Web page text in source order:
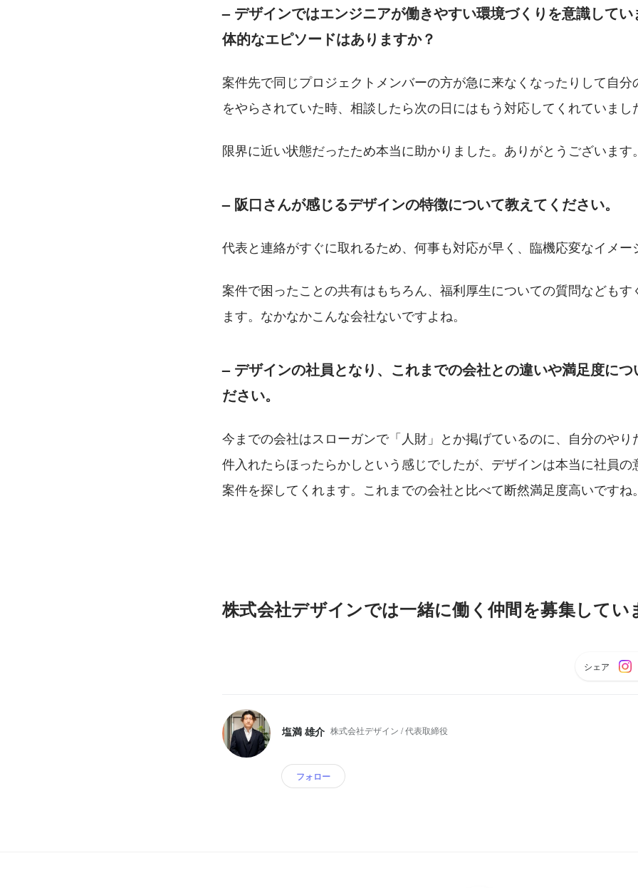
– デザインではエンジニアが働きやすい環境づくりを意識して
体的なエピソードはありますか？
案件先で同じプロジェクトメンバーの方が急に来なくなったりして自分
をやらされていた時、相談したら次の日にはもう対応してくれていまし
限界に近い状態だったため本当に助かりました。ありがとうございます
– 阪口さんが感じるデザインの特徴について教えてください。
代表と連絡がすぐに取れるため、何事も対応が早く、臨機応変なイメー
案件で困ったことの共有はもちろん、福利厚生についての質問などもす
ます。なかなかこんな会社ないですよね。
– デザインの社員となり、これまでの会社との違いや満足度に
ださい。
今までの会社はスローガンで「人財」とか掲げているのに、自分のやり
件入れたらほったらかしという感じでしたが、デザインは本当に社員の
案件を探してくれます。これまでの会社と比べて断然満足度高いですね
株式会社デザインでは一緒に働く仲間を募集してい
シェア
塩満 雄介 株式会社デザイン / 代表取締役
フォロー